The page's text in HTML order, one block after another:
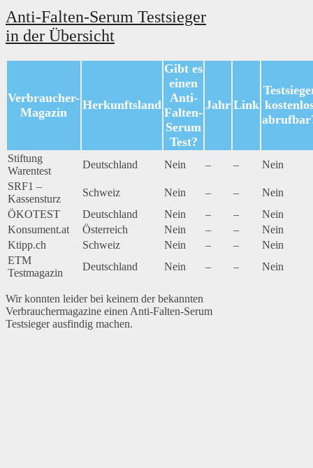
Anti-Falten-Serum Testsieger
in der Übersicht
Verbraucher-
Magazin
Herkunftsland
Gibt es
einen
Anti-
Falten-
Serum
Test?
Jahr Link
Stiftung
Warentest
Deutschland Nein – –
Nein
SRF1 –
Kassensturz
Schweiz Nein – –
Nein
ÖKOTEST
Deutschland Nein – –
Nein
Konsument.at
Österreich Nein – –
Nein
Ktipp.ch
Schweiz Nein – –
Nein
ETM
Testmagazin
Deutschland Nein – – Nein
Wir konnten leider bei keinem der bekannten
Verbrauchermagazine einen Anti-Falten-Serum
Testsieger ausfindig machen.